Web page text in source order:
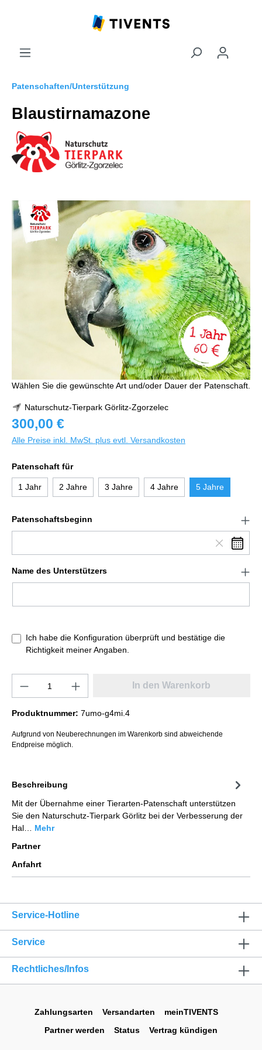
Patenschaften/Unterstützung
Blaustirnamazone
Wählen Sie die gewünschte Art und/oder Dauer der Patenschaft.
Naturschutz-Tierpark Görlitz-Zgorzelec
300,00 €
Alle Preise inkl. MwSt. plus evtl. Versandkosten
Patenschaft für
1 Jahr 2 Jahre 3 Jahre 4 Jahre 5 Jahre
Patenschaftsbeginn
Name des Unterstützers
Ich habe die Konfiguration überprüft und bestätige die
Richtigkeit meiner Angaben.
In den Warenkorb
Produktnummer: 7umo-g4mi.4
Aufgrund von Neuberechnungen im Warenkorb sind abweichende
Endpreise möglich.
Beschreibung
Mit der Übernahme einer Tierarten-Patenschaft unterstützen
Sie den Naturschutz-Tierpark Görlitz bei der Verbesserung der
Hal… Mehr
Partner
Anfahrt
Service-Hotline
Service
Rechtliches/Infos
Zahlungsarten Versandarten
meinTIVENTS
Partner werden
Status Vertrag kündigen